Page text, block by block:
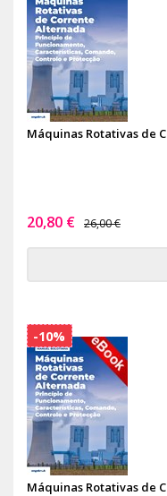
Máquinas Rotativas de
20,80 € 26,00 €
Máquinas Rotativas de
-10%